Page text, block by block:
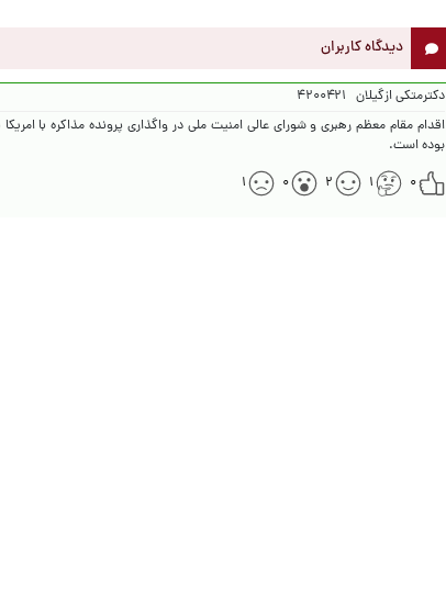
دیدگاه کاربران
دکترمتکی ازگیلان ۴۲۰۰۴۲۱
اقدام مقام معظم رهبری و شورای عالی امنیت ملی در واگذاری پرونده مذاکره با
بوده است.
۰
۱ ۲ ۰ ۱